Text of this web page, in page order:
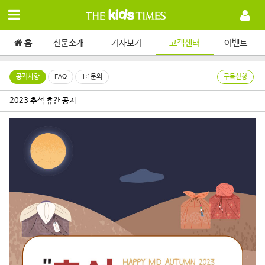
홈 신문소개 기사보기 고객센터 이벤트
공지사항 FAQ 1:1문의 구독신청
2023 추석 휴간 공지